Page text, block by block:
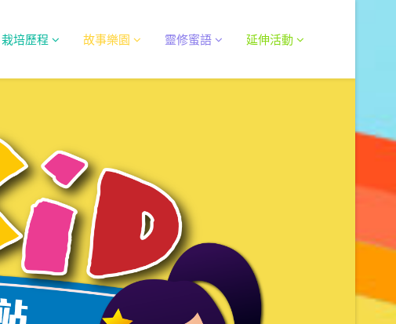
栽培歷程 故事樂園 靈修蜜語 延伸活動